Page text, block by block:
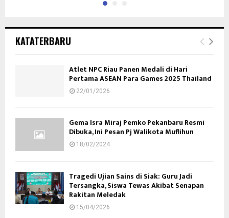
KATATERBARU
Atlet NPC Riau Panen Medali di Hari
Pertama ASEAN Para Games 2025 Thailand
22/01/2026
Gema Isra Miraj Pemko Pekanbaru Resmi
Dibuka, Ini Pesan Pj Walikota Muflihun
18/02/2024
Tragedi Ujian Sains di Siak: Guru Jadi
Tersangka, Siswa Tewas Akibat Senapan
Rakitan Meledak
15/04/2026